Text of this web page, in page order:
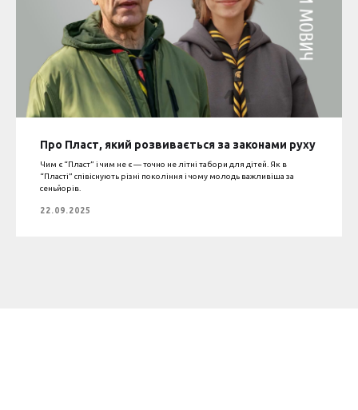
Про Пласт, який розвивається за законами руху
Чим є “Пласт” і чим не є — точно не літні табори для дітей. Як в
“Пласті” співіснують різні покоління і чому молодь важливіша за
сеньйорів.
22.09.2025